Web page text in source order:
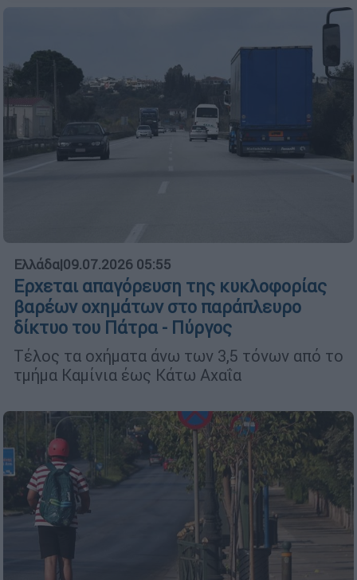
Ελλάδα|09.07.2026 05:55
Ερχεται απαγόρευση της κυκλοφορίας
βαρέων οχημάτων στο παράπλευρο
δίκτυο του Πάτρα - Πύργος
Τέλος τα οχήματα άνω των 3,5 τόνων από το
τμήμα Καμίνια έως Κάτω Αχαΐα